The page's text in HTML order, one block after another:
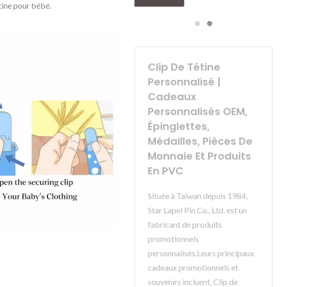
pour bébé.
Clip De Tétine
Personnalisé |
Cadeaux
Personnalisés OEM,
Épinglettes,
Médailles, Pièces De
Monnaie Et Produits
En PVC
Située à Taïwan depuis 1984,
Star Lapel Pin Co., Ltd. est un
fabricant de produits
promotionnels
personnalisés.Leurs principaux
cadeaux promotionnels et
souvenirs incluent, Clip de